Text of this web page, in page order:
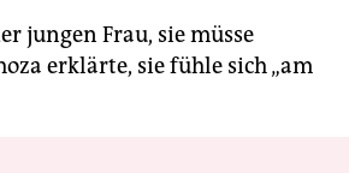
jungen Frau, sie müsse
erklärte, sie fühle sich „am